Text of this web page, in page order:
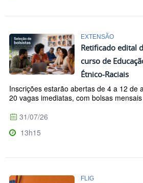
EXTENSÃO
Retificado edital
curso de
Étnico-Raciais
Inscrições estarão abertas de 4 a 12 de
20 vagas imediatas, com bolsas
31/07/26
13h15
FLIG